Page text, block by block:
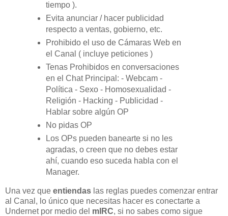
tiempo ).
Evita anunciar / hacer publicidad
respecto a ventas, gobierno, etc.
Prohibido el uso de Cámaras Web en
el Canal ( incluye peticiones )
Tenas Prohibidos en conversaciones
en el Chat Principal: - Webcam -
Política - Sexo - Homosexualidad -
Religión - Hacking - Publicidad -
Hablar sobre algún OP
No pidas OP
Los OPs pueden banearte si no les
agradas, o creen que no debes estar
ahí, cuando eso suceda habla con el
Manager.
Una vez que entiendas las reglas puedes comenzar entrar
al Canal, lo único que necesitas hacer es conectarte a
Undernet por medio del mIRC, si no sabes como sigue